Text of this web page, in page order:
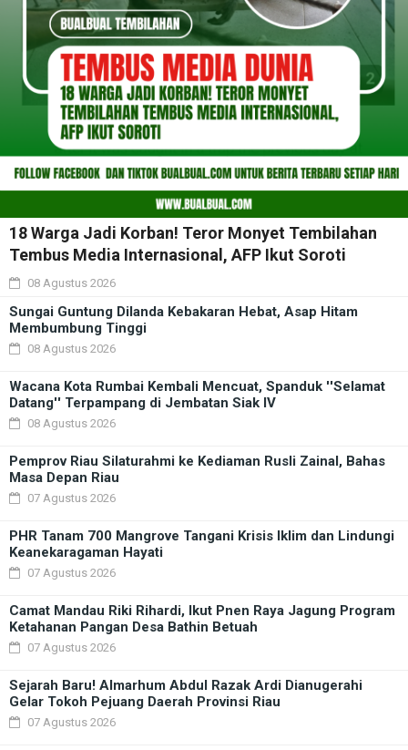
18 Warga Jadi Korban! Teror Monyet Tembilahan
Tembus Media Internasional, AFP Ikut Soroti
08 Agustus 2026
Sungai Guntung Dilanda Kebakaran Hebat, Asap Hitam
Membumbung Tinggi
08 Agustus 2026
Wacana Kota Rumbai Kembali Mencuat, Spanduk ''Selamat
Datang'' Terpampang di Jembatan Siak IV
08 Agustus 2026
Pemprov Riau Silaturahmi ke Kediaman Rusli Zainal, Bahas
Masa Depan Riau
07 Agustus 2026
PHR Tanam 700 Mangrove Tangani Krisis Iklim dan Lindungi
Keanekaragaman Hayati
07 Agustus 2026
Camat Mandau Riki Rihardi, Ikut Pnen Raya Jagung Program
Ketahanan Pangan Desa Bathin Betuah
07 Agustus 2026
Sejarah Baru! Almarhum Abdul Razak Ardi Dianugerahi
Gelar Tokoh Pejuang Daerah Provinsi Riau
07 Agustus 2026